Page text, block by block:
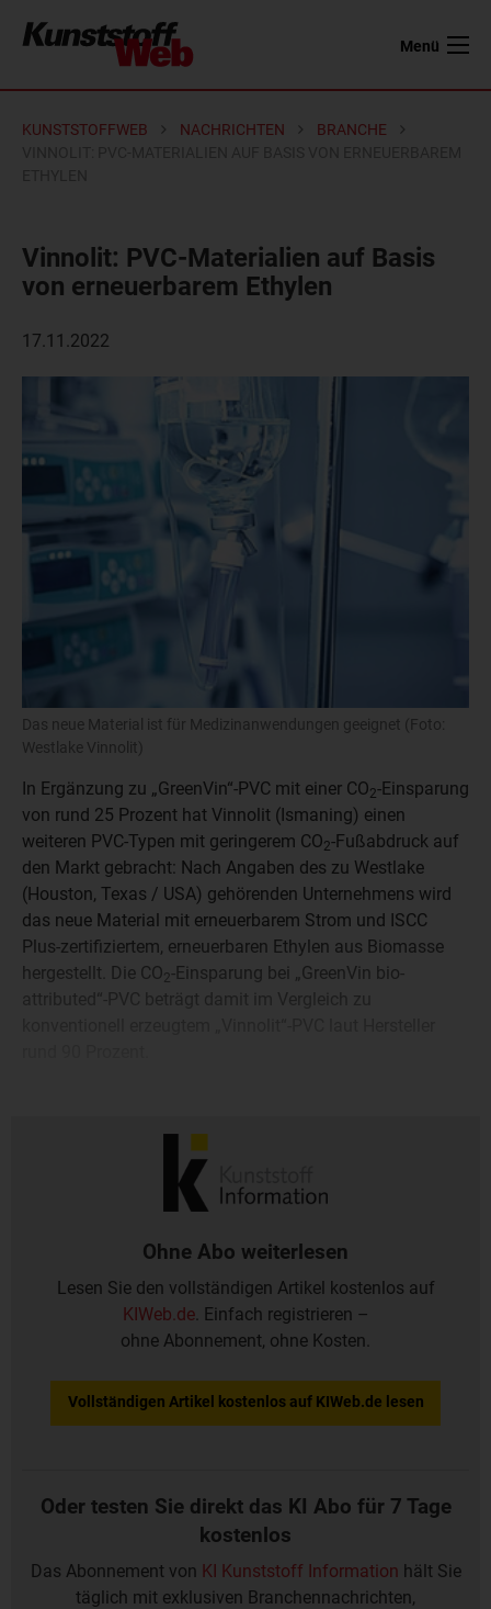
Menü
KUNSTSTOFFWEB NACHRICHTEN
BRANCHE
Vinnolit: PVC-Materialien auf Basis
von erneuerbarem Ethylen
17.11.2022
Das neue Material ist für Medizinanwendungen geeignet (Foto:
Westlake Vinnolit)
In Ergänzung zu „GreenVin“-PVC mit einer CO2-Einsparung
von rund 25 Prozent hat Vinnolit (Ismaning) einen
weiteren PVC-Typen mit geringerem CO2-Fußabdruck auf
den Markt gebracht: Nach Angaben des zu Westlake
(Houston, Texas / USA) gehörenden Unternehmens wird
das neue Material mit erneuerbarem Strom und ISCC
Plus-zertifiziertem, erneuerbaren Ethylen aus Biomasse
hergestellt. Die CO2-Einsparung bei „GreenVin bio-
attributed“-PVC beträgt damit im Vergleich zu
den Petrochemiekonzern OMV (Wien) und andere Partner.
Ohne Abo weiterlesen
Lesen Sie den vollständigen Artikel kostenlos auf
KIWeb.de. Einfach registrieren –
ohne Abonnement, ohne Kosten.
Vollständigen Artikel kostenlos auf KIWeb.de lesen
Oder testen Sie direkt das KI Abo für 7 Tage
kostenlos
Das Abonnement von KI Kunststoff Information hält Sie
täglich mit exklusiven Branchennachrichten,